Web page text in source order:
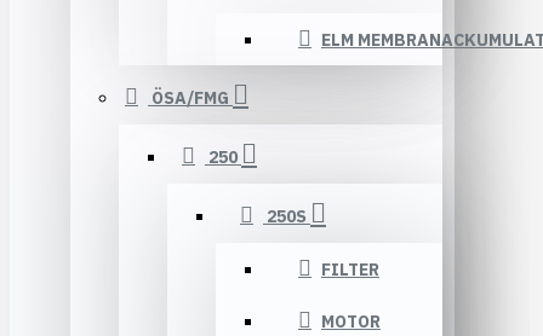
ELM
ÖSA/FMG
250
250S
FILTER
MOTOR